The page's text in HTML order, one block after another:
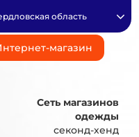
магазин
область
Сеть магазинов
одежды
секонд-хенд